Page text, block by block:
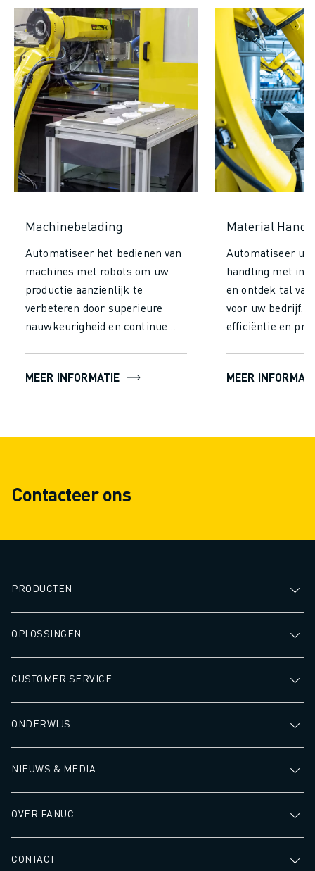
Machinebelading
Automatiseer het bedienen van
machines met robots om uw
productie aanzienlijk te
verbeteren door superieure
nauwkeurigheid en continue
efficiëntie, bereik een
aanzienlijke waarde toe aan uw
MEER INFORMATIE
Material
Automatiseer
handling met
en ontdek tal
voor uw bedrijf.
efficiëntie en
handling te
constante
MEER
Contacteer ons
PRODUCTEN
OPLOSSINGEN
CUSTOMER SERVICE
ONDERWIJS
NIEUWS & MEDIA
OVER FANUC
CONTACT